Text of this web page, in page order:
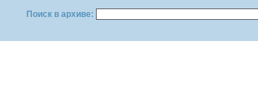
Поиск в архиве: